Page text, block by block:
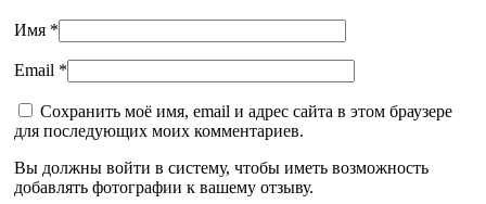
Имя *
Email *
Сохранить моё имя, email и адрес сайта в этом браузере
для последующих моих комментариев.
Вы должны войти в систему, чтобы иметь возможность
добавлять фотографии к вашему отзыву.